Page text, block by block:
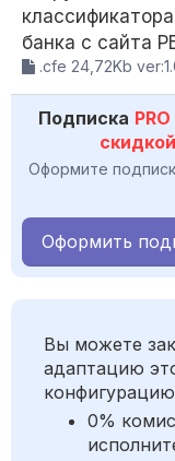
классификатора
банка с сайта
.cfe 24,72Kb
Подписка PRO
Оформите
Оформить
Вы можете
адаптацию
0%